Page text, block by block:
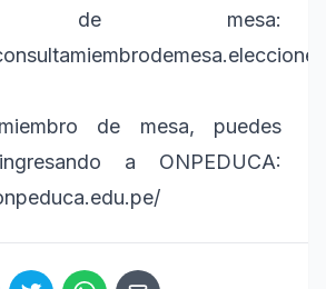
de mesa:
de mesa, puedes
a ONPEDUCA: